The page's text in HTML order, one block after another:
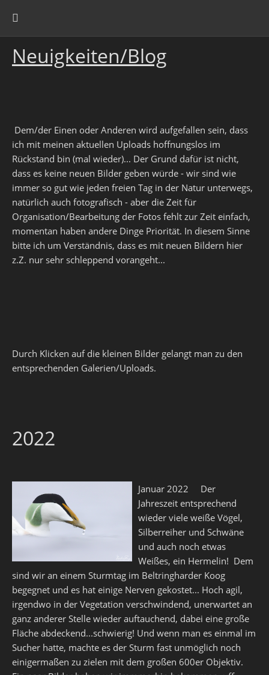
Neuigkeiten/Blog
Dem/der Einen oder Anderen wird aufgefallen sein, dass
ich mit meinen aktuellen Uploads hoffnungslos im
Rückstand bin (mal wieder)... Der Grund dafür ist nicht,
dass es keine neuen Bilder geben würde - wir sind wie
immer so gut wie jeden freien Tag in der Natur unterwegs,
natürlich auch fotografisch - aber die Zeit für
Organisation/Bearbeitung der Fotos fehlt zur Zeit einfach,
momentan haben andere Dinge Priorität. In diesem Sinne
bitte ich um Verständnis, dass es mit neuen Bildern hier
z.Z. nur sehr schleppend vorangeht...
Durch Klicken auf die kleinen Bilder gelangt man zu den
entsprechenden Galerien/Uploads.
2022
Januar 2022 Der
Jahreszeit entsprechend
wieder viele weiße Vögel,
Silberreiher und Schwäne
und auch noch etwas
Weißes, ein Hermelin! Dem
sind wir an einem Sturmtag im Beltringharder Koog
begegnet und es hat einige Nerven gekostet... Hoch agil,
irgendwo in der Vegetation verschwindend, unerwartet an
ganz anderer Stelle wieder auftauchend, dabei eine große
Fläche abdeckend...schwierig! Und wenn man es einmal im
Sucher hatte, machte es der Sturm fast unmöglich noch
einigermaßen zu zielen mit dem großen 600er Objektiv.